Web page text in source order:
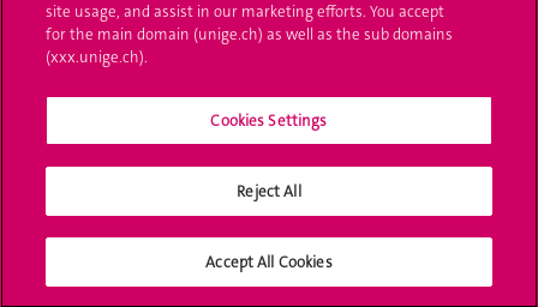
Médias
Offres d'emploi
Calendrier académique
Médias sociaux UNIGE
site usage, and assist in our marketing efforts. You accept
for the main domain (unige.ch) as well as the sub domains
(xxx.unige.ch).
Cookies Settings
Reject All
Accept All Cookies